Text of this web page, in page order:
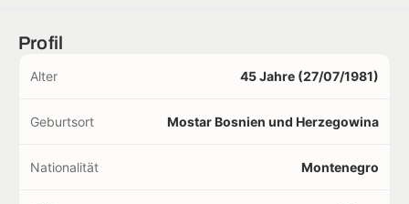
Profil
Alter 45 Jahre (27/07/1981)
Geburtsort Mostar Bosnien und Herzegowina
Nationalität Montenegro